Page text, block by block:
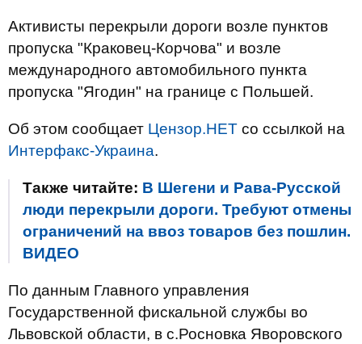
Активисты перекрыли дороги возле пунктов
пропуска "Краковец-Корчова" и возле
международного автомобильного пункта
пропуска "Ягодин" на границе с Польшей.
Об этом сообщает Цензор.НЕТ со ссылкой на
Интерфакс-Украина.
Также читайте: В Шегени и Рава-Русской
люди перекрыли дороги. Требуют отмены
ограничений на ввоз товаров без пошлин.
ВИДЕО
По данным Главного управления
Государственной фискальной службы во
Львовской области, в с.Росновка Яворовского